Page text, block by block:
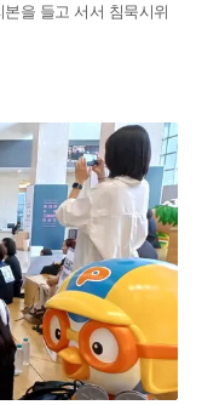
을 들고 서서 침묵시위